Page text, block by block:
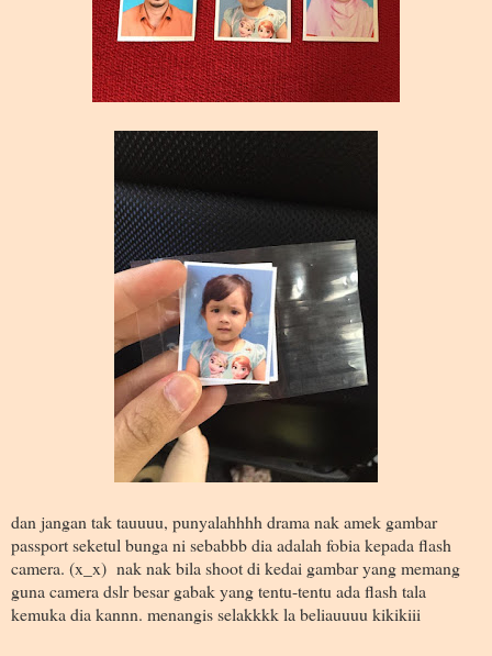
dan jangan tak tauuuu, punyalahhhh drama nak amek gambar
passport seketul bunga ni sebabbb dia adalah fobia kepada flash
camera. (x_x) nak nak bila shoot di kedai gambar yang memang
guna camera dslr besar gabak yang tentu-tentu ada flash tala
kemuka dia kannn. menangis selakkkk la beliauuuu kikikiii